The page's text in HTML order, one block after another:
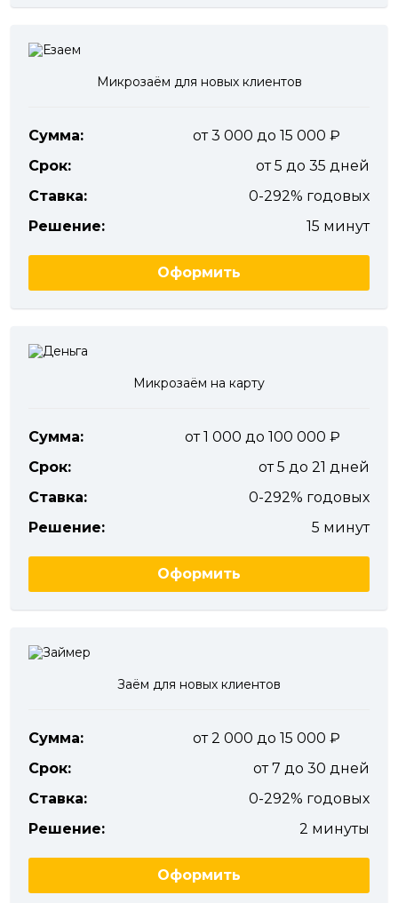
Микрозаём для новых клиентов
Сумма:
от 3 000 до 15 000
Срок:
от 5 до 35 дней
Ставка:
0-292% годовых
Решение:
15 минут
Оформить
Микрозаём на карту
Сумма:
от 1 000 до 100 000
Срок:
от 5 до 21 дней
Ставка:
0-292% годовых
Решение:
5 минут
Оформить
Заём для новых клиентов
Сумма:
от 2 000 до 15 000
Срок:
от 7 до 30 дней
Ставка:
0-292% годовых
Решение:
2 минуты
Оформить